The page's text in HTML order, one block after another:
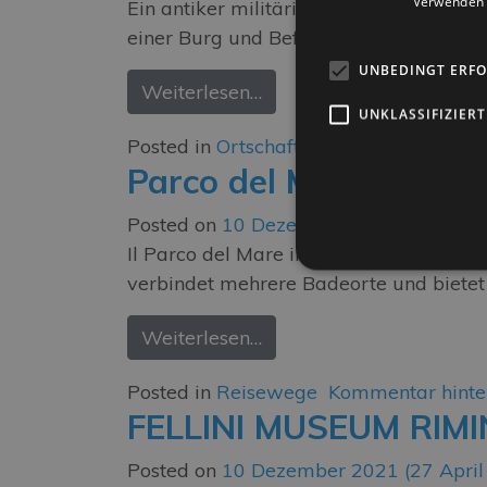
Ein antiker militärischer Außenposten
einer Burg und Befestigungen
Weiterlesen…
Posted in Ortschaften
Parco del Mare
Posted on 10 Dezember 2021
Il Parco del Mare in Rimini ist eine
verbindet mehrere Badeorte und
Weiterlesen…
Posted in Reisewege Kommentar
FELLINI MUSEUM
Posted on 10 Dezember 2021 (27
UNBEDINGT